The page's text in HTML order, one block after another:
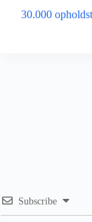
30.000
Subscribe